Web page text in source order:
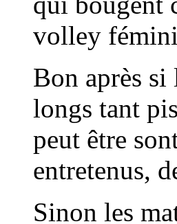
volley
Bon après si
longs tant
peut être
entretenus,
Sinon les